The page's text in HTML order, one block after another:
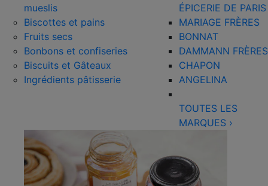
mueslis
Biscottes et pains
Fruits secs
Bonbons et confiseries
Biscuits et Gâteaux
Ingrédients pâtisserie
ÉPICERIE DE PARIS
MARIAGE FRÈRES
BONNAT
DAMMANN FRÈRES
CHAPON
ANGELINA
TOUTES LES
MARQUES ›